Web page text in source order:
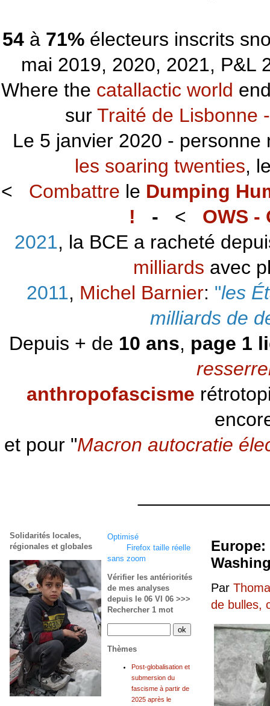
54à 71%électeurs inscrits
mai 2019, 2020, 2021, P&L
Where the catallactic world
sur Traité de Lisbonne
Le 5 janvier 2020 -
les soaring twenties,
< Combattre le Dumping
! - < OWS -
2021, la BCE a racheté
milliards avec
2011, Michel Barnier: "les
milliards de
Depuis + de 10 ans, page 1
anthropofascisme
et pour "Macron autocratie
Europe:
Par
de bulles,
Optimisé
Firefox taille réelle
sans zoom
Vérifier les antériorités
de mes analyses
depuis le 06 VI 06 >>>
Rechercher 1 mot
Thèmes
Post-globalisation et
submersion du
fascisme à partir de
2025 après le
Solidarités locales,
régionales et globales